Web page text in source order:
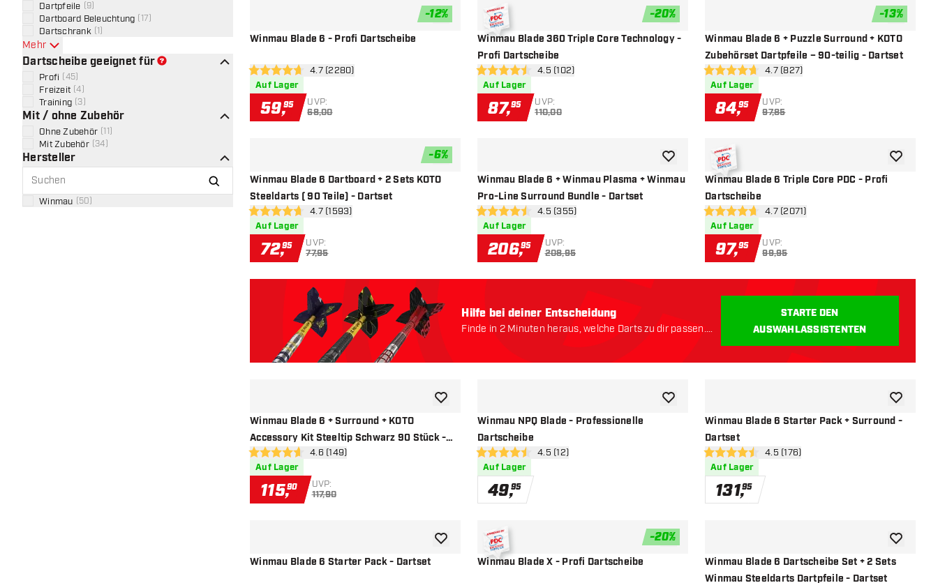
Dartpfeile 9
Dartboard Beleuchtung 17
Dartschrank 1
Mehr
Dartscheibe geeignet für
Profi 45
Freizeit (4
Training 3
Mit / ohne Zubehör
Ohne Zubehör 11
Mit Zubehör 34
Hersteller
Winmau 50
-12%
Winmau Blade 6 - Profi Dartscheibe
Bewertungsbereich öffnen
4.7 Bewertungssterne
4.7 (2280)
Auf Lager
59,95 UVP:
68,00
Zur Wunschliste hinzufügen
-20%
Winmau Blade 360 Triple Core Technology -
Profi Dartscheibe
Bewertungsbereich öffnen
4.5 Bewertungssterne
4.5 (102)
Auf Lager
87,95 UVP:
110,00
Zur Wunschliste hinzufügen
-13%
Winmau Blade 6 + Puzzle Surround + KOTO
Zubehörset Dartpfeile – 90-teilig - Dartset
Bewertungsbereich öffnen
4.7 Bewertungssterne
4.7 (827)
Auf Lager
84,95 UVP:
97,85
Zur
-6%
Winmau Blade 6 Dartboard + 2 Sets KOTO
Steeldarts ( 90 Teile) - Dartset
Bewertungsbereich öffnen
4.7 Bewertungssterne
4.7 (1593)
Auf Lager
72,95 UVP:
77,95
Zur Wunschliste hinzufügen
Winmau Blade 6 + Winmau Plasma + Winmau
Pro-Line Surround Bundle - Dartset
Bewertungsbereich öffnen
4.5 Bewertungssterne
4.5 (355)
Auf Lager
206,95 UVP:
208,95
Zur Wunschliste hinzufügen
Winmau Blade 6 Triple Core PDC - Profi
Dartscheibe
Bewertungsbereich öffnen
4.7 Bewertungssterne
4.7 (2071)
Auf Lager
97,95 UVP:
99,95
Zur
Winmau Blade 6 + Surround + KOTO
Accessory Kit Steeltip Schwarz 90 Stück -
Dartset
Bewertungsbereich öffnen
4.6 Bewertungssterne
4.6 (149)
Auf Lager
115,90 UVP:
117,90
Zur Wunschliste hinzufügen
Winmau NPQ Blade - Professionelle
Dartscheibe
Bewertungsbereich öffnen
4.5 Bewertungssterne
4.5 (12)
Auf Lager
49,95
Zur Wunschliste hinzufügen
Winmau Blade 6 Starter Pack + Surround -
Dartset
Bewertungsbereich öffnen
4.5 Bewertungssterne
4.5 (176)
Auf Lager
131,95
Zur
Winmau Blade 6 Starter Pack - Dartset
Zur Wunschliste hinzufügen
-20%
Winmau Blade X - Profi Dartscheibe
Zur Wunschliste hinzufügen
Winmau Blade 6 Dartscheibe Set + 2 Sets
Winmau Steeldarts Dartpfeile - Dartset
Zur
Hilfe bei deiner Entscheidung
Finde in 2 Minuten heraus, welche Darts zu dir passen.
STARTE DEN
AUSWAHLASSISTENTEN